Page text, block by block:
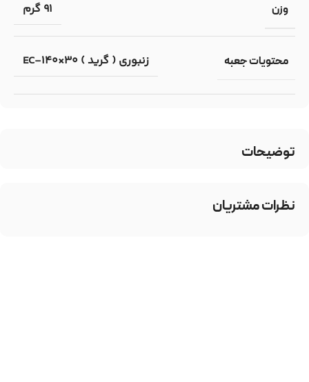
توضیحات
وزن 91 گرم
محتویات جعبه زنبوری ( گرید ) EC-140×30
نظرات مشتریان